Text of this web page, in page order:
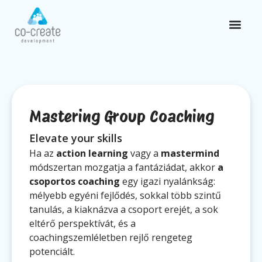
Mastering Group Coaching
Elevate your skills
Ha az action learning vagy a mastermind
módszertan mozgatja a fantáziádat, akkor a
csoportos coaching egy igazi nyalánkság:
mélyebb egyéni fejlődés, sokkal több szintű
tanulás, a kiaknázva a csoport erejét, a sok
eltérő perspektívát, és a
coachingszemléletben rejlő rengeteg
potenciált.